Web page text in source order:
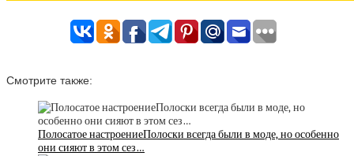
Смотрите также:
Полосатое настроениеПолоски всегда были в моде, но особенно
они сияют в этом сез…